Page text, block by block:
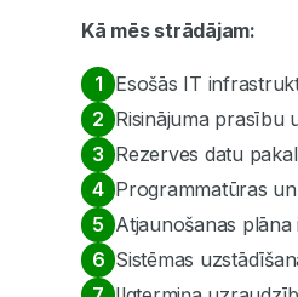
Kā mēs strādājam:
Esošās IT
Risinājuma prasību
Rezerves datu
Programmatūras
Atjaunošanas
Sistēmas